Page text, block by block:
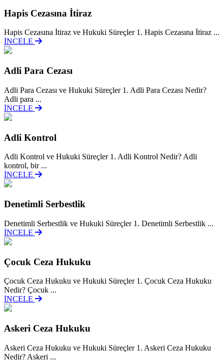
Hapis Cezasına İtiraz
Hapis Cezasına İtiraz ve Hukuki Süreçler 1. Hapis Cezasına İtiraz ...
İNCELE
Adli Para Cezası
Adli Para Cezası ve Hukuki Süreçler 1. Adli Para Cezası Nedir?
Adli para ...
İNCELE
Adli Kontrol
Adli Kontrol ve Hukuki Süreçler 1. Adli Kontrol Nedir? Adli
kontrol, bir ...
İNCELE
Denetimli Serbestlik
Denetimli Serbestlik ve Hukuki Süreçler 1. Denetimli Serbestlik ...
İNCELE
Çocuk Ceza Hukuku
Çocuk Ceza Hukuku ve Hukuki Süreçler 1. Çocuk Ceza Hukuku
Nedir? Çocuk ...
İNCELE
Askeri Ceza Hukuku
Askeri Ceza Hukuku ve Hukuki Süreçler 1. Askeri Ceza Hukuku
Nedir? Askeri ...